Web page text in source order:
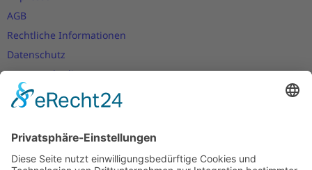
AGB
Rechtliche Informationen
Datenschutz
Nutzungsbedingungen
Versand- und Zahlungsbedingungen
Cookie-Einstellungen